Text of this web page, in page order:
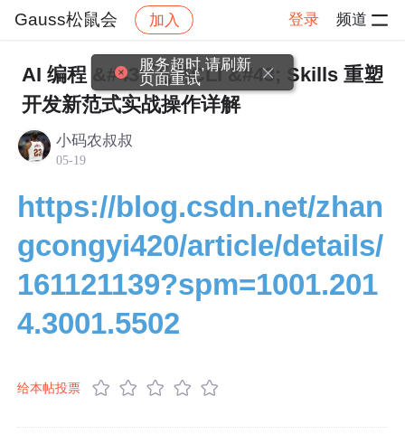
Gauss松鼠会 加入 登录 频道
社区 Gauss松鼠会 技术交流 帖子详情
AI 编程 &#43; 飞书CLI &#43; Skills 重塑
开发新范式实战操作详解
小码农叔叔
05-19
https://blog.csdn.net/zhan
gcongyi420/article/details/
161121139?spm=1001.201
4.3001.5502
给本帖投票
服务超时,请刷新
页面重试